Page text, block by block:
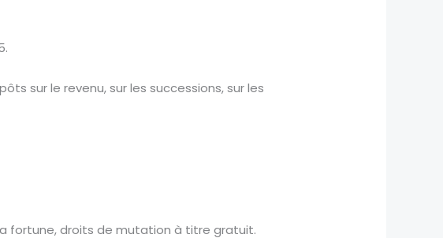
sur le revenu, sur les successions, sur les
fortune, droits de mutation à titre gratuit.